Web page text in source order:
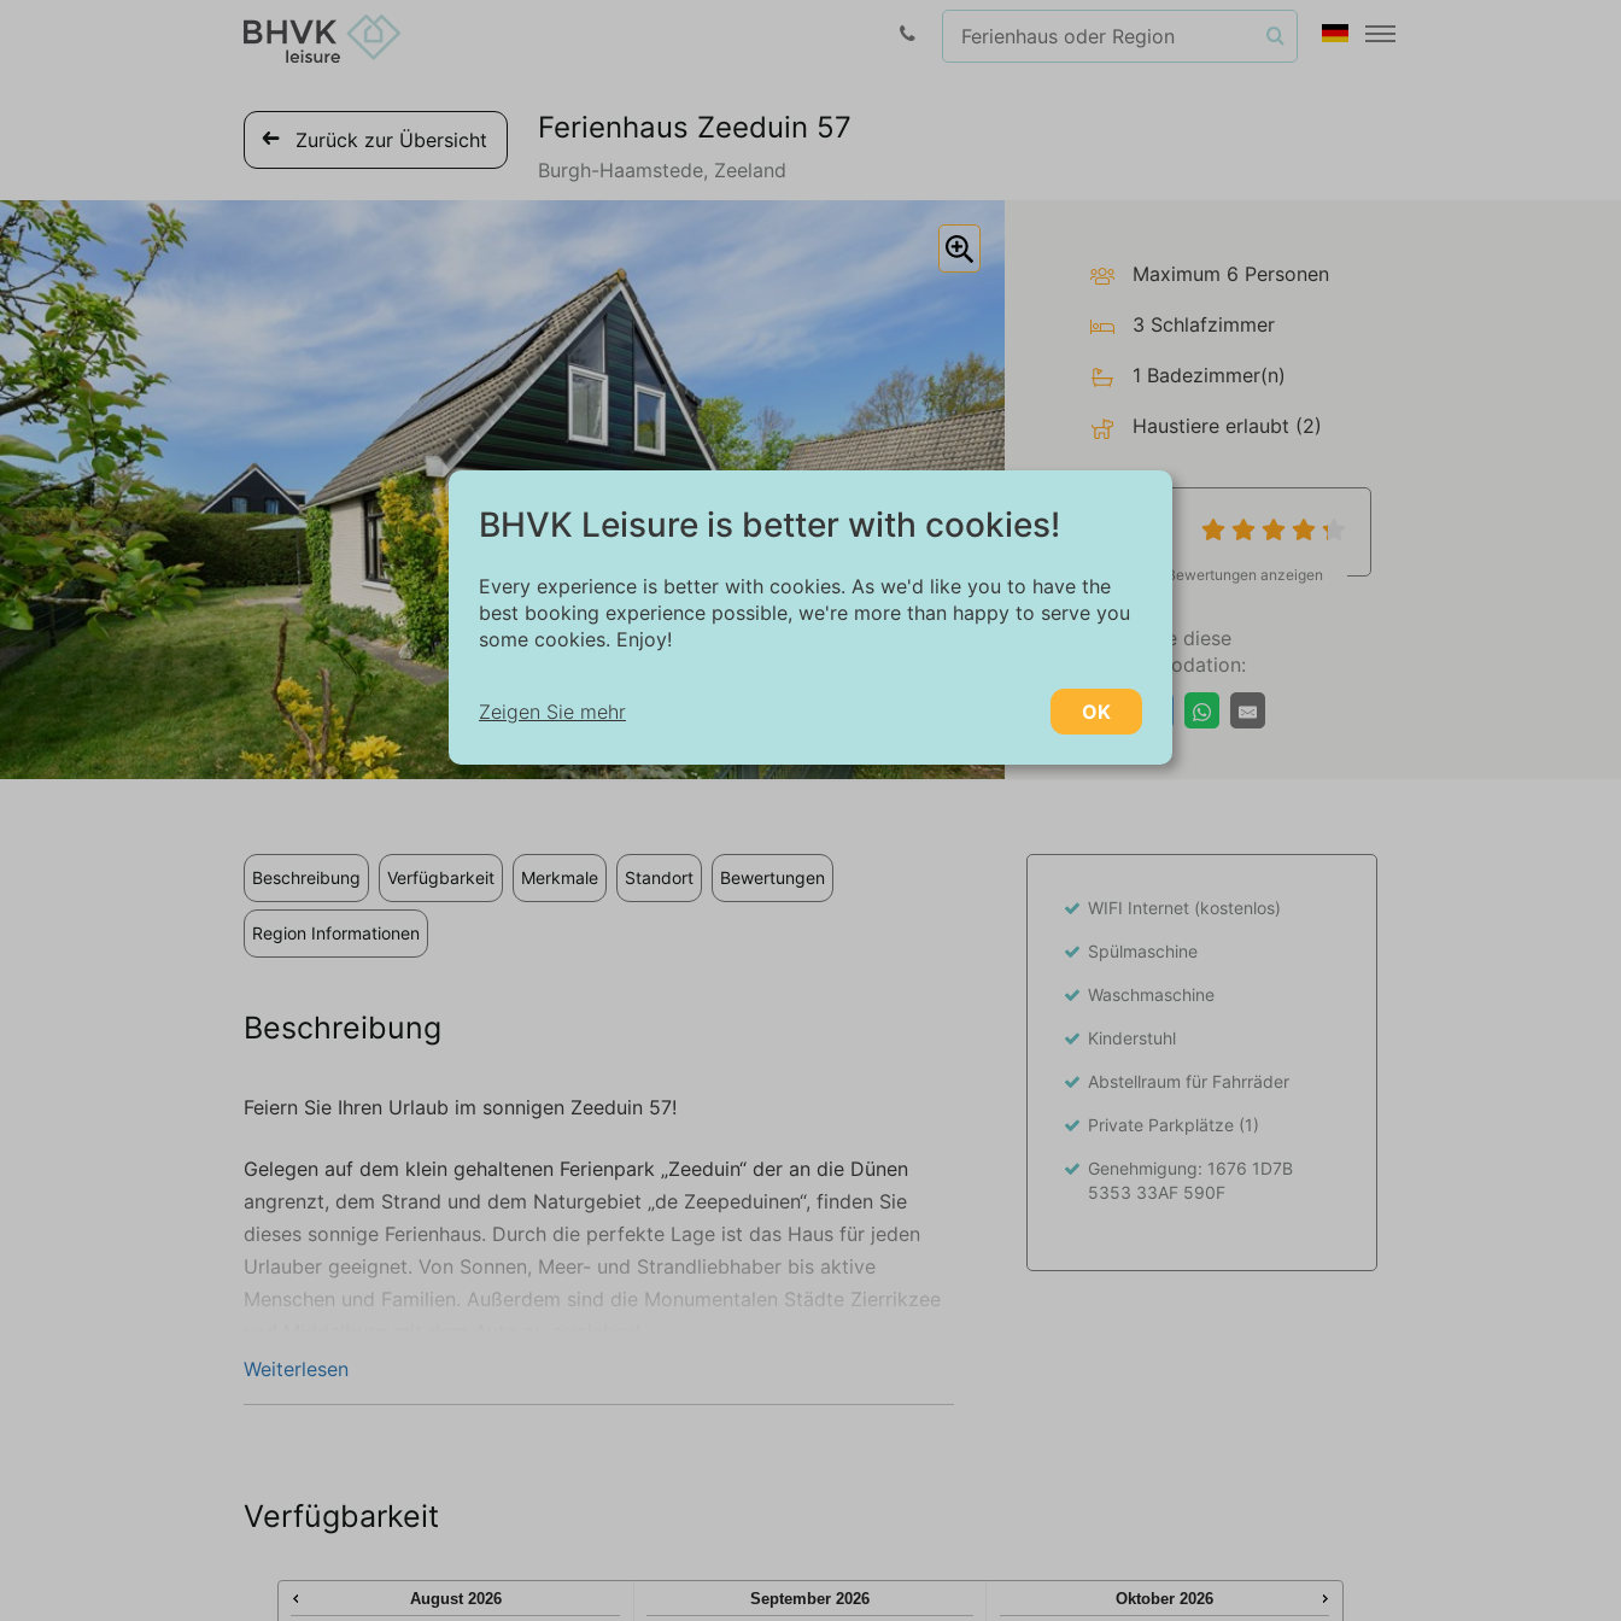
BHVK Leisure is better with cookies!
Every experience is better with cookies. As we'd like you to have the
best booking experience possible, we're more than happy to serve you
some cookies. Enjoy!
Zeigen Sie mehr OK
auf geschützte Bereiche der Website ermöglichen. Ohne diese Cookies kann
die Website nicht ordnungsgemäß funktionieren.
Diese Website verwendet Cookies und Google-Technologien, um den Website-
anzuzeigen, die auf den individuellen Benutzer zugeschnitten und relevant
Zurück zur Übersicht Ferienhaus Zeeduin 57
Burgh-Haamstede, Zeeland
Maximum 6 Personen
3 Schlafzimmer
1 Badezimmer(n)
Haustiere erlaubt (2)
Alle Bewertungen anzeigen
Teilen Sie diese
Akkommodation:
Beschreibung Verfügbarkeit Merkmale Standort Bewertungen
Region Informationen
Beschreibung
Feiern Sie Ihren Urlaub im sonnigen Zeeduin 57!
Gelegen auf dem klein gehaltenen Ferienpark „Zeeduin“ der an die Dünen
angrenzt, dem Strand und dem Naturgebiet „de Zeepeduinen“, finden Sie
dieses sonnige Ferienhaus. Durch die perfekte Lage ist das Haus für jeden
Urlauber geeignet. Von Sonnen, Meer- und Strandliebhaber bis aktive
Menschen und Familien. Außerdem sind die Monumentalen Städte Zierrikzee
Schlafzimmer für zwei Personen.
Zum Ferienhaus gehört ein großzügiger Garten und auch die großartige
Weiterlesen
WIFI Internet (kostenlos)
Spülmaschine
Waschmaschine
Kinderstuhl
Abstellraum für Fahrräder
Private Parkplätze (1)
Genehmigung: 1676 1D7B
5353 33AF 590F
Verfügbarkeit
August 2026 September 2026 Oktober 2026